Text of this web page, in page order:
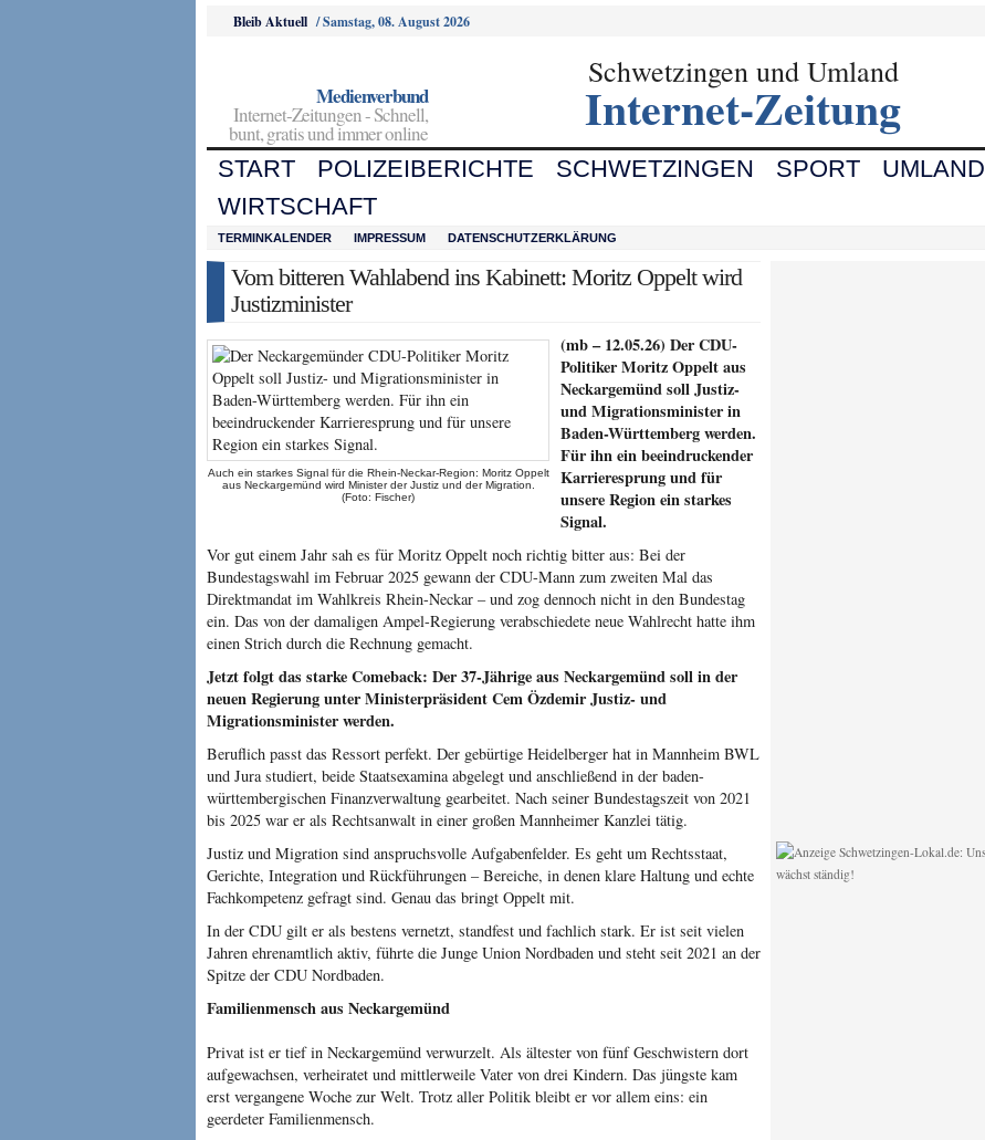
Bleib Aktuell /Samstag, 08. August 2026
Medienverbund
Internet-Zeitungen - Schnell,
bunt, gratis und immer online
Schwetzingen und Umland
Internet-Zeitung
START POLIZEIBERICHTE SCHWETZINGEN SPORT UMLAND
WIRTSCHAFT
TERMINKALENDER IMPRESSUM DATENSCHUTZERKLÄRUNG
Vom bitteren Wahlabend ins Kabinett: Moritz Oppelt wird
Justizminister
Auch ein starkes Signal für die Rhein-Neckar-Region: Moritz Oppelt
aus Neckargemünd wird Minister der Justiz und der Migration.
(Foto: Fischer)
(mb – 12.05.26) Der CDU-
Politiker Moritz Oppelt aus
Neckargemünd soll Justiz-
und Migrationsminister in
Baden-Württemberg werden.
Für ihn ein beeindruckender
Karrieresprung und für
unsere Region ein starkes
Signal.
Vor gut einem Jahr sah es für Moritz Oppelt noch richtig bitter aus: Bei der
Bundestagswahl im Februar 2025 gewann der CDU-Mann zum zweiten Mal das
Direktmandat im Wahlkreis Rhein-Neckar – und zog dennoch nicht in den Bundestag
ein. Das von der damaligen Ampel-Regierung verabschiedete neue Wahlrecht hatte ihm
einen Strich durch die Rechnung gemacht.
Jetzt folgt das starke Comeback: Der 37-Jährige aus Neckargemünd soll in der
neuen Regierung unter Ministerpräsident Cem Özdemir Justiz- und
Migrationsminister werden.
Beruflich passt das Ressort perfekt. Der gebürtige Heidelberger hat in Mannheim BWL
und Jura studiert, beide Staatsexamina abgelegt und anschließend in der baden-
württembergischen Finanzverwaltung gearbeitet. Nach seiner Bundestagszeit von 2021
bis 2025 war er als Rechtsanwalt in einer großen Mannheimer Kanzlei tätig.
Justiz und Migration sind anspruchsvolle Aufgabenfelder. Es geht um Rechtsstaat,
Gerichte, Integration und Rückführungen – Bereiche, in denen klare Haltung und echte
Fachkompetenz gefragt sind. Genau das bringt Oppelt mit.
In der CDU gilt er als bestens vernetzt, standfest und fachlich stark. Er ist seit vielen
Jahren ehrenamtlich aktiv, führte die Junge Union Nordbaden und steht seit 2021 an der
Spitze der CDU Nordbaden.
Familienmensch aus Neckargemünd
Privat ist er tief in Neckargemünd verwurzelt. Als ältester von fünf Geschwistern dort
aufgewachsen, verheiratet und mittlerweile Vater von drei Kindern. Das jüngste kam
erst vergangene Woche zur Welt. Trotz aller Politik bleibt er vor allem eins: ein
geerdeter Familienmensch.